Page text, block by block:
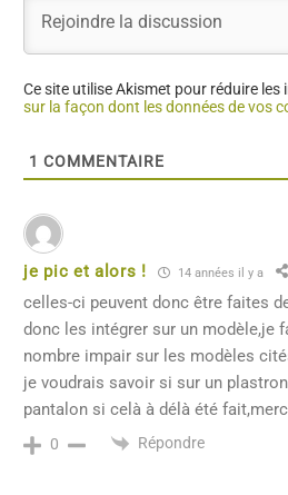
Ce site utilise Akismet pour réduire les
sur la façon dont les données de vos
1 COMMENTAIRE
je pic et alors ! 14 années il y a
celles-ci peuvent donc être faites
donc les intégrer sur un modèle,je
nombre impair sur les modèles
je voudrais savoir si sur un
pantalon si celà à délà été
0 Répondre